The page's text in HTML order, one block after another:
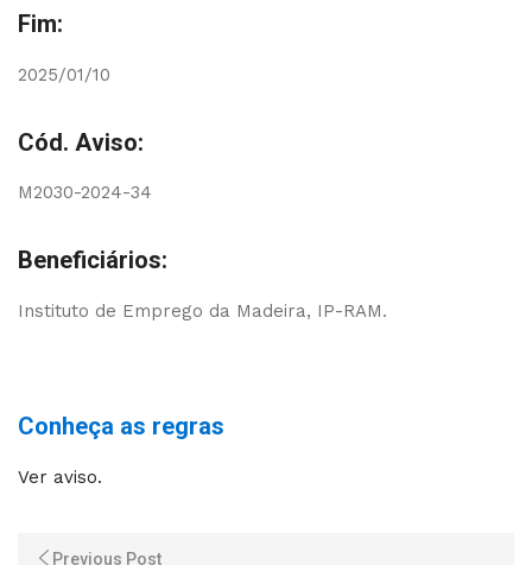
Fim:
2025/01/10
Cód. Aviso:
M2030-2024-34
Beneficiários:
Instituto de Emprego da Madeira, IP-RAM.
Conheça as regras
Ver aviso.
Previous Post